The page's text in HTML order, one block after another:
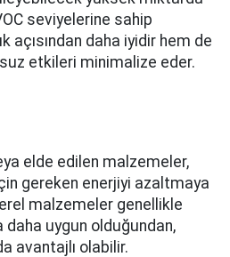
seviyelerine sahip
açısından daha iyidir hem de
etkileri minimalize eder.
elde edilen malzemeler,
gereken enerjiyi azaltmaya
malzemeler genellikle
uygun olduğundan,
avantajlı olabilir.